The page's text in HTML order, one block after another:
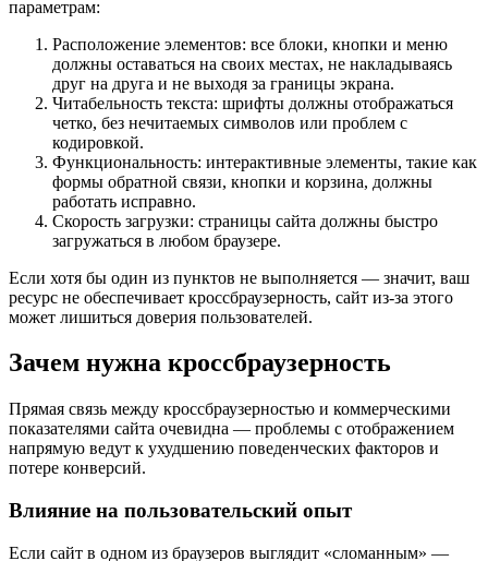
параметрам:
Расположение элементов: все блоки, кнопки и меню
должны оставаться на своих местах, не накладываясь
друг на друга и не выходя за границы экрана.
Читабельность текста: шрифты должны отображаться
четко, без нечитаемых символов или проблем с
кодировкой.
Функциональность: интерактивные элементы, такие как
формы обратной связи, кнопки и корзина, должны
работать исправно.
Скорость загрузки: страницы сайта должны быстро
загружаться в любом браузере.
Если хотя бы один из пунктов не выполняется — значит, ваш
ресурс не обеспечивает кроссбраузерность, сайт из-за этого
может лишиться доверия пользователей.
Зачем нужна кроссбраузерность
Прямая связь между кроссбраузерностью и коммерческими
показателями сайта очевидна — проблемы с отображением
напрямую ведут к ухудшению поведенческих факторов и
потере конверсий.
Влияние на пользовательский опыт
Если сайт в одном из браузеров выглядит «сломанным» —